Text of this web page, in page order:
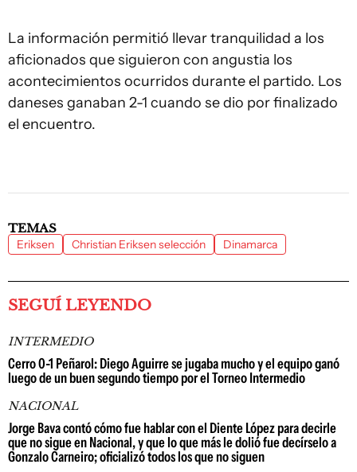
La información permitió llevar tranquilidad a los
aficionados que siguieron con angustia los
acontecimientos ocurridos durante el partido. Los
daneses ganaban 2-1 cuando se dio por finalizado
el encuentro.
TEMAS
Eriksen Christian Eriksen selección Dinamarca
SEGUÍ LEYENDO
INTERMEDIO
Cerro 0-1 Peñarol: Diego Aguirre se jugaba mucho y el equipo ganó
luego de un buen segundo tiempo por el Torneo Intermedio
NACIONAL
Jorge Bava contó cómo fue hablar con el Diente López para decirle
que no sigue en Nacional, y que lo que más le dolió fue decírselo a
Gonzalo Carneiro; oficializó todos los que no siguen